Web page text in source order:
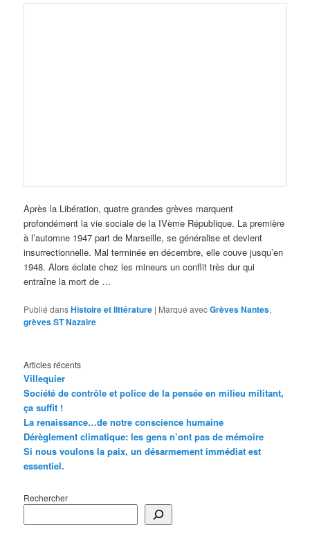
Après la Libération, quatre grandes grèves marquent
profondément la vie sociale de la IVème République. La première
à l’automne 1947 part de Marseille, se généralise et devient
insurrectionnelle. Mal terminée en décembre, elle couve jusqu’en
1948. Alors éclate chez les mineurs un conflit très dur qui
entraîne la mort de …
Publié dansHistoire et littérature | Marqué avecGrèves Nantes,
grèves ST Nazaire
Articles récents
Villequier
Société de contrôle et police de la pensée en milieu militant,
ça suffit !
La renaissance…de notre conscience humaine
Dérèglement climatique: les gens n’ont pas de mémoire
Si nous voulons la paix, un désarmement immédiat est
essentiel.
Rechercher